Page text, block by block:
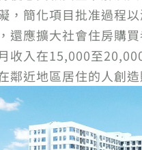
，簡化項目批准過程
還應擴大社會住房購
收入在15,000至
鄰近地區居住的人創造